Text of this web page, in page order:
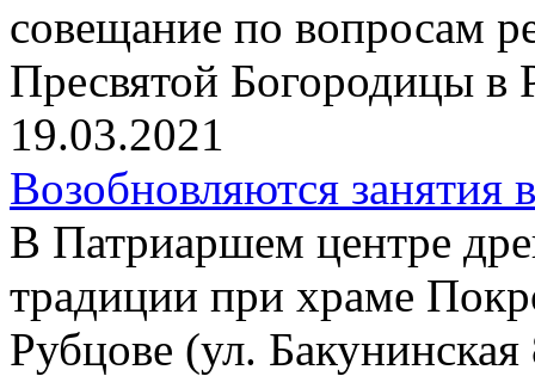
совещание по вопросам
Пресвятой Богородицы в
19.03.2021
Возобновляются занятия
В Патриаршем центре
традиции при храме
Рубцове (ул.